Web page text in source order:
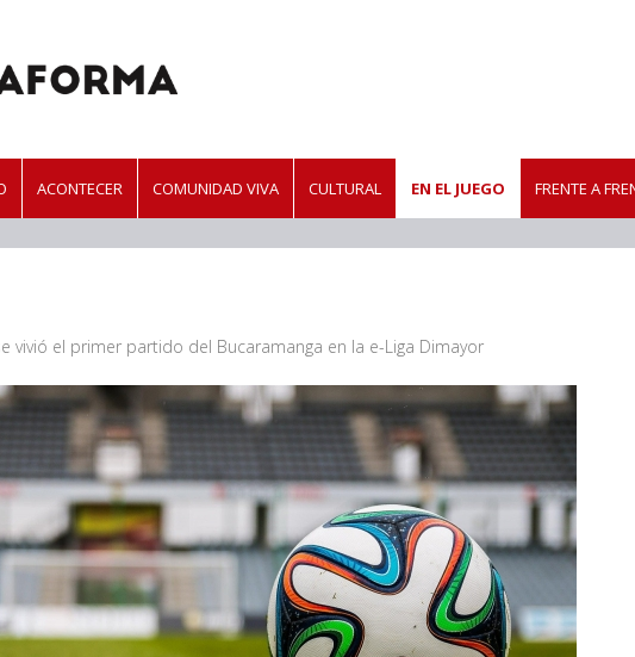
ACONTECER COMUNIDAD VIVA CULTURAL EN EL JUEGO FRENTE A
vivió el primer partido del Bucaramanga en la e-Liga Dimayor